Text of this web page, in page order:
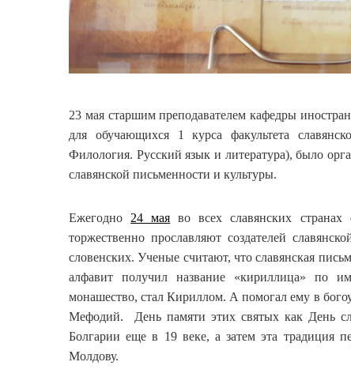
23 мая старшим преподавателем кафедры
для обучающихся 1 курса факультета
Филология. Русский язык и литература), было
славянской письменности и культуры.
Ежегодно 24 мая во всех славянских
торжественно прославляют создателей
словенских. Ученые считают, что славянская
алфавит получил название «кириллица» по
монашество, стал Кириллом. А помогал ему в
Мефодий. День памяти этих святых как День
Болгарии еще в 19 веке, а затем эта традиция
Молдову.